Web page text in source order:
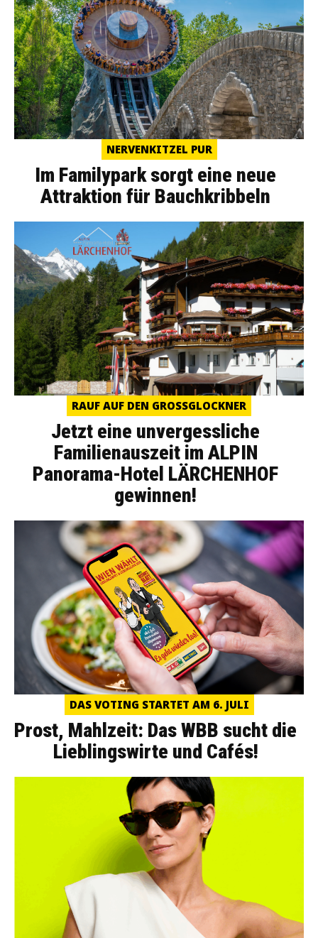
NERVENKITZEL PUR
Im Familypark sorgt eine neue
Attraktion für Bauchkribbeln
RAUF AUF DEN GROSSGLOCKNER
Jetzt eine unvergessliche
Familienauszeit im ALPIN
Panorama-Hotel LÄRCHENHOF
gewinnen!
DAS VOTING STARTET AM 6. JULI
Prost, Mahlzeit: Das WBB sucht die
Lieblingswirte und Cafés!